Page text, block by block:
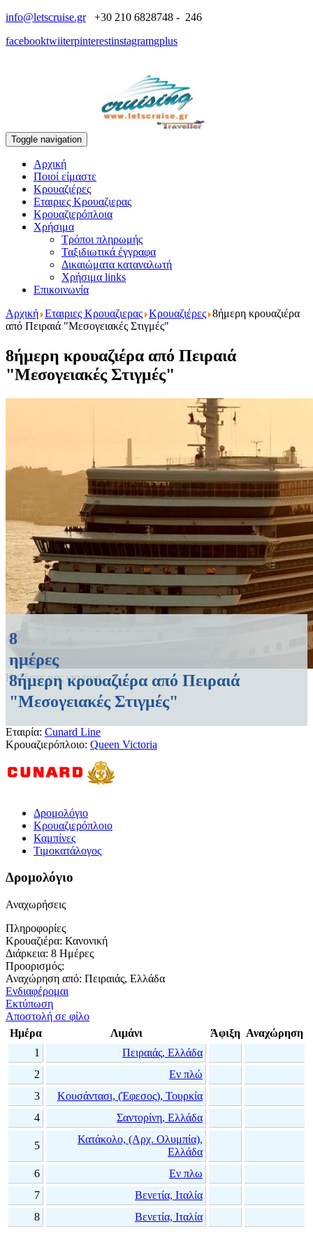
info@letscruise.gr
+30 210 6828748 - 246
facebooktwiiterpinterestinstagramgplus
Toggle navigation
Αρχική
Ποιοί είμαστε
Κρουαζιέρες
Εταιριες Κρουαζιερας
Κρουαζιερόπλοια
Χρήσιμα
Τρόποι πληρωμής
Ταξιδιωτικά έγγραφα
Δικαιώματα καταναλωτή
Χρήσιμα links
Επικοινωνία
Αρχική Εταιριες Κρουαζιερας Κρουαζιέρες 8ήμερη κρουαζιέρα
από Πειραιά "Μεσογειακές Στιγμές"
8ήμερη κρουαζιέρα από Πειραιά
"Μεσογειακές Στιγμές"
Καλέστε μας για τιμή
8
ημέρες
8ήμερη κρουαζιέρα από Πειραιά
"Μεσογειακές Στιγμές"
Εταιρία: Cunard Line
Κρουαζιερόπλοιο: Queen Victoria
Δρομολόγιο
Κρουαζιερόπλοιο
Καμπίνες
Τιμοκατάλογος
Δρομολόγιο
Αναχωρήσεις
Πληροφορίες
Κρουαζιέρα: Κανονική
Διάρκεια: 8 Ημέρες
Προορισμός:
Αναχώρηση από: Πειραιάς, Ελλάδα
Ενδιαφέρομαι
Εκτύπωση
Αποστολή σε φίλο
Ημέρα
Λιμάνι Άφιξη Αναχώρηση
1
Πειραιάς, Ελλάδα
2
Εν πλώ
3
Κουσάντασι, (Έφεσος), Τουρκία
4
Σαντορίνη, Ελλάδα
5
Κατάκολο, (Αρχ. Ολυμπία),
Ελλάδα
6
Εν πλω
7
Βενετία, Ιταλία
8
Βενετία, Ιταλία